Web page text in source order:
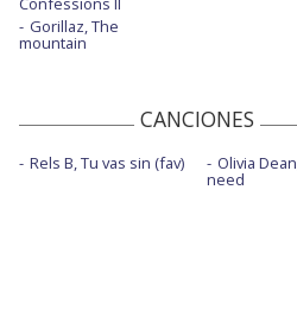
Gorillaz, The
mountain
CANCIONES
Rels B, Tu vas sin (fav) Olivia
need